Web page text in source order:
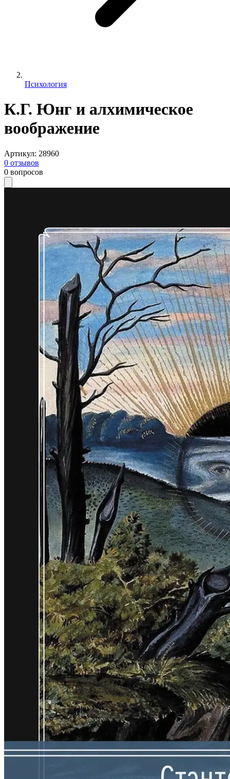
Психология
К.Г. Юнг и алхимическое
воображение
Артикул: 28960
0 отзывов
0 вопросов